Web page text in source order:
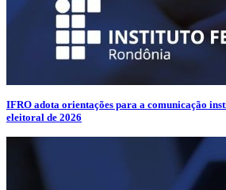
IFRO adota orientações para a comunicação
eleitoral de 2026